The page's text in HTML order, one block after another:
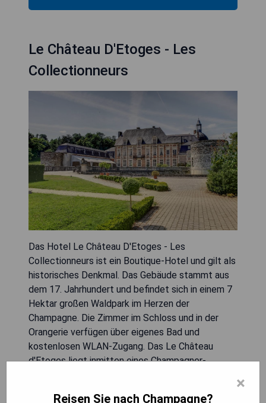
Le Château D'Etoges - Les
Collectionneurs
Das Hotel Le Château D'Etoges - Les
Collectionneurs ist ein Boutique-Hotel und gilt als
historisches Denkmal. Das Gebäude stammt aus
dem 17. Jahrhundert und befindet sich in einem 7
Hektar großen Waldpark im Herzen der
Champagne. Die Zimmer im Schloss und in der
Orangerie verfügen über eigenes Bad und
kostenlosen WLAN-Zugang. Das Le Château
d'Etoges liegt inmitten eines Champagner-
×
Reisen Sie nach Champagne?